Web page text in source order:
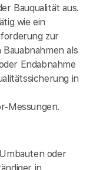
Bauqualität aus.
wie ein
zur
als
Endabnahme
in
Messungen.
oder